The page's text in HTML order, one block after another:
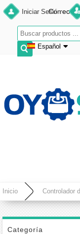
Iniciar Sesión
Español
Français
Español
Correo
Inicio Controlador
de dos frases para motor paso
Categoría